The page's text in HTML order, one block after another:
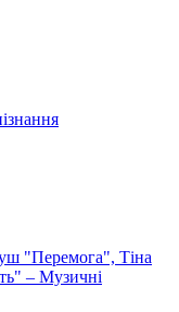
"Перемога", Тіна
– Музичні